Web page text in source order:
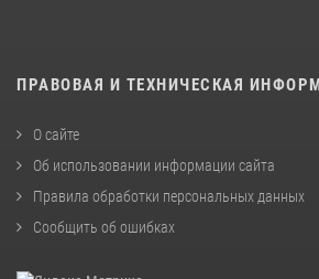
ПРАВОВАЯ И ТЕХНИЧЕСКАЯ
О сайте
Об использовании информации сайта
Правила обработки персональных данных
Сообщить об ошибках